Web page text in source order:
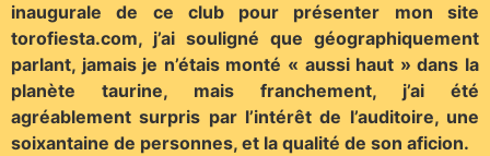
inaugurale de ce club pour présenter mon site
torofiesta.com, j’ai souligné que géographiquement
parlant, jamais je n’étais monté « aussi haut » dans la
planète taurine, mais franchement, j’ai été
agréablement surpris par l’intérêt de l’auditoire, une
soixantaine de personnes, et la qualité de son aficion.